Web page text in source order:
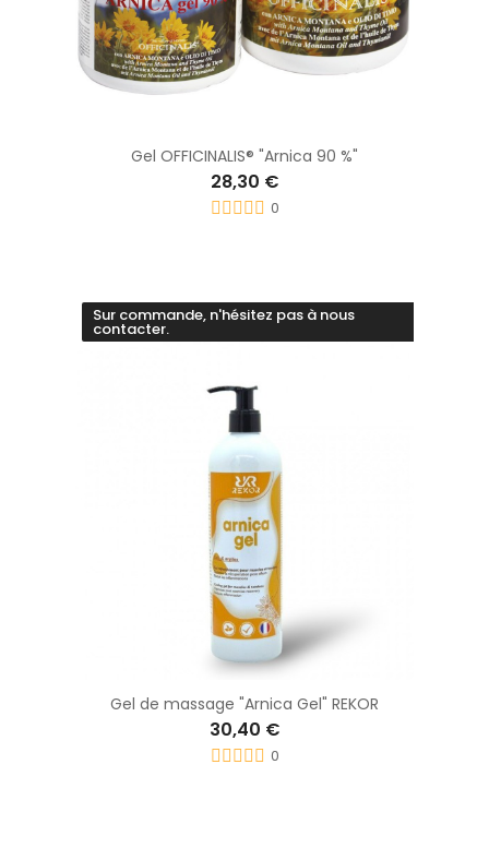
Gel OFFICINALIS® "Arnica 90 %"
28,30 €
0
Sur commande, n'hésitez pas à nous
contacter.
Gel de massage "Arnica Gel" REKOR
30,40 €
0